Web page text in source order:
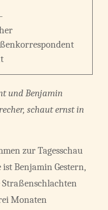
und Benjamin
schaut ernst in
zur Tagesschau
Benjamin Gestern,
Straßenschlachten
Monaten